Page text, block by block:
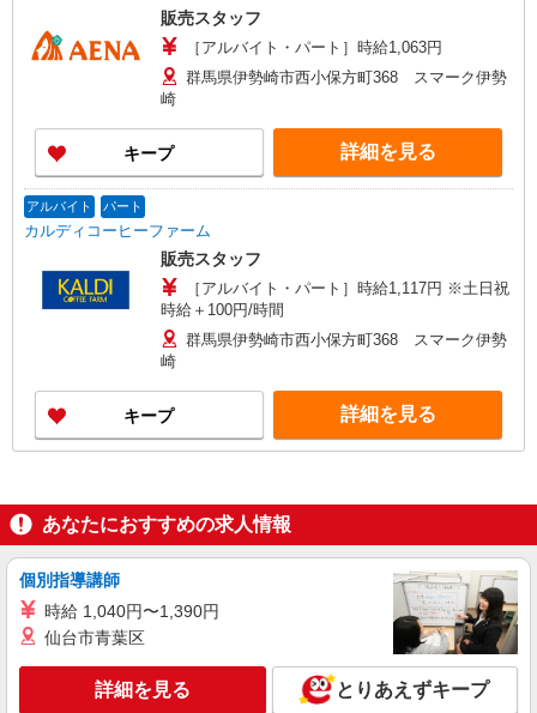
販売スタッフ
［アルバイト・パート］時給1,063円
群馬県伊勢崎市西小保方町368 スマーク伊勢
崎
キープ 詳細を見る
アルバイト パート
カルディコーヒーファーム
販売スタッフ
［アルバイト・パート］時給1,117円 ※土日祝
時給＋100円/時間
群馬県伊勢崎市西小保方町368 スマーク伊勢
崎
キープ 詳細を見る
あなたにおすすめの求人情報
個別指導講師
時給 1,040円〜1,390円
仙台市青葉区
詳細を見る とりあえずキープ